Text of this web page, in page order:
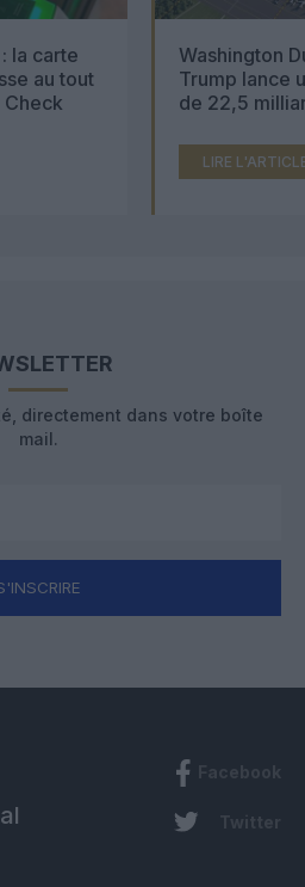
la carte
au tout
Check
Washington
Trump lance
de 22,5
LIRE
directement dans votre boîte
mail.